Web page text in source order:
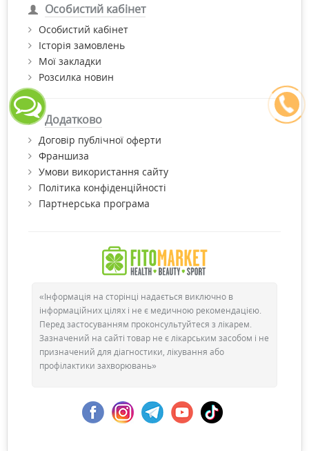
Особистий кабінет
Особистий кабінет
Історія замовлень
Мої закладки
Розсилка новин
Додатково
Договір публічної оферти
Франшиза
Умови використання сайту
Політика конфіденційності
Партнерська програма
«Інформація на сторінці надається виключно в
інформаційних цілях і не є медичною рекомендацією.
Перед застосуванням проконсультуйтеся з лікарем.
Зазначений на сайті товар не є лікарським засобом і не
призначений для діагностики, лікування або
профілактики захворювань»